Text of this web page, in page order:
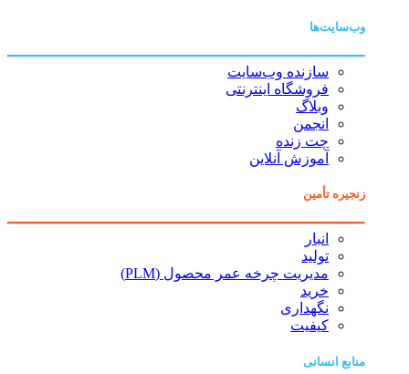
وب‌سایت‌ها
سازنده وب‌سایت
فروشگاه اینترنتی
وبلاگ
انجمن
چت زنده
آموزش آنلاین
زنجیره تأمین
انبار
تولید
مدیریت چرخه عمر محصول (PLM)
خرید
نگهداری
کیفیت
منابع انسانی